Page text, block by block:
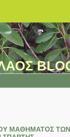
ΜΑΘΗΜΑΤΟΣ ΤΩΝ